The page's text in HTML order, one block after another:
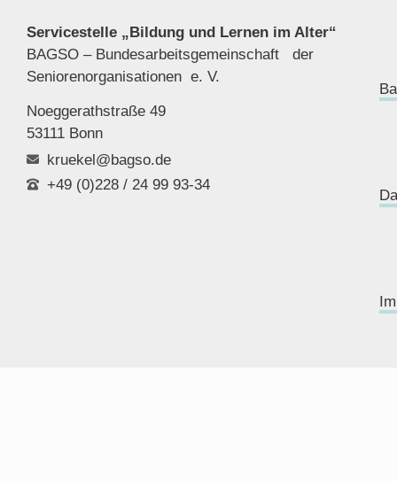
Servicestelle „Bildung und Lernen im Alter“
BAGSO – Bundesarbeitsgemeinschaft der
Seniorenorganisationen e. V.
Noeggerathstraße 49
53111 Bonn
kruekel@bagso.de
+49 (0)228 / 24 99 93-34